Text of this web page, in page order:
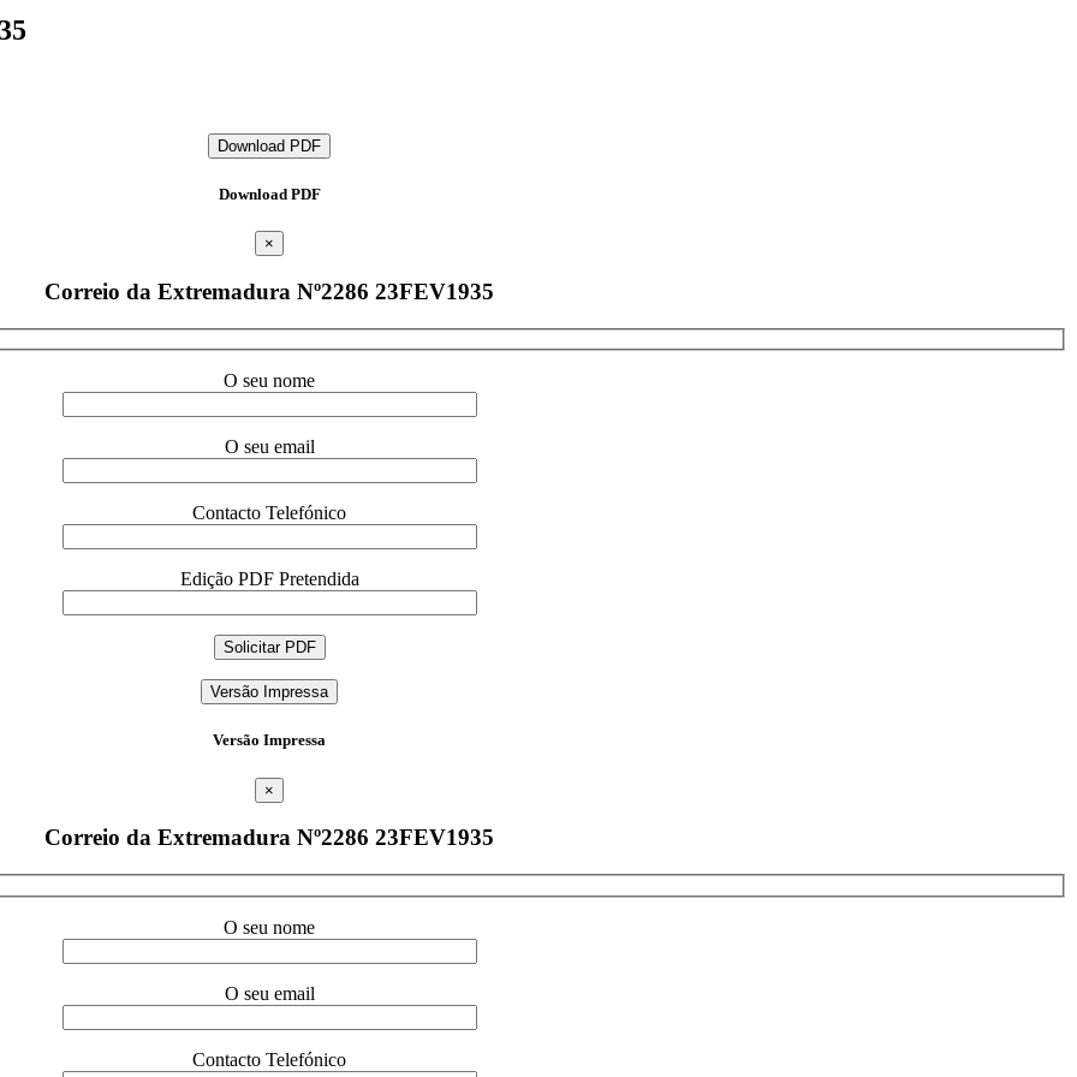
Download PDF
Download PDF
×
Correio da Extremadura Nº2286 23FEV1935
O seu nome
O seu email
Contacto Telefónico
Edição PDF Pretendida
Versão Impressa
Versão Impressa
×
Correio da Extremadura Nº2286 23FEV1935
O seu nome
O seu email
Contacto Telefónico